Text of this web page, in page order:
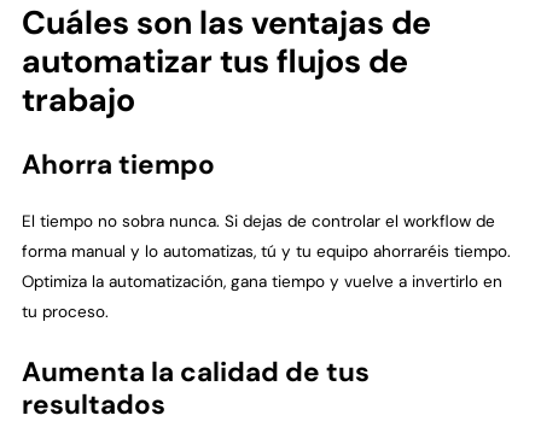
Cuáles son las ventajas de
automatizar tus flujos de
trabajo
Ahorra tiempo
El tiempo no sobra nunca. Si dejas de controlar el workflow de
forma manual y lo automatizas, tú y tu equipo ahorraréis tiempo.
Optimiza la automatización, gana tiempo y vuelve a invertirlo en
tu proceso.
Aumenta la calidad de tus
resultados